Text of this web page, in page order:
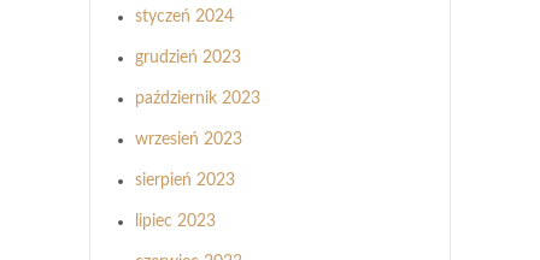
styczeń 2024
grudzień 2023
październik 2023
wrzesień 2023
sierpień 2023
lipiec 2023